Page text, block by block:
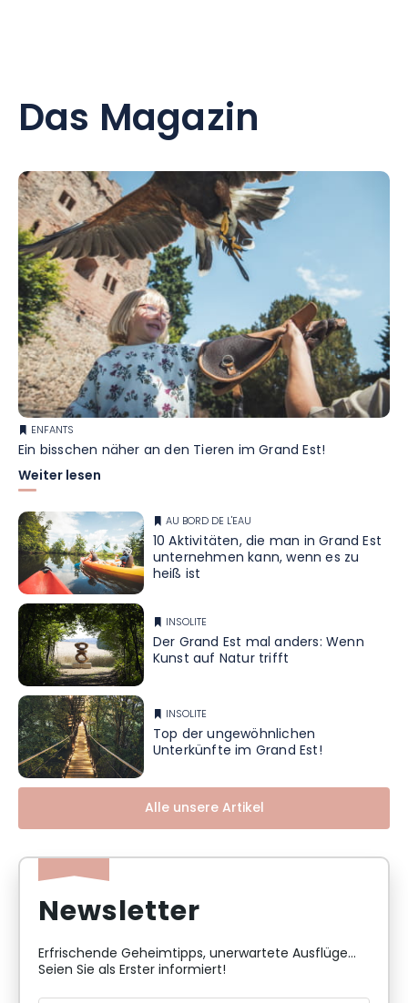
Das Magazin
ENFANTS
Ein bisschen näher an den Tieren im Grand Est!
Weiter lesen
AU BORD DE L'EAU
10 Aktivitäten, die man in Grand Est
unternehmen kann, wenn es zu
heiß ist
INSOLITE
Der Grand Est mal anders: Wenn
Kunst auf Natur trifft
INSOLITE
Top der ungewöhnlichen
Unterkünfte im Grand Est!
Alle unsere Artikel
Newsletter
Erfrischende Geheimtipps, unerwartete Ausflüge...
Seien Sie als Erster informiert!